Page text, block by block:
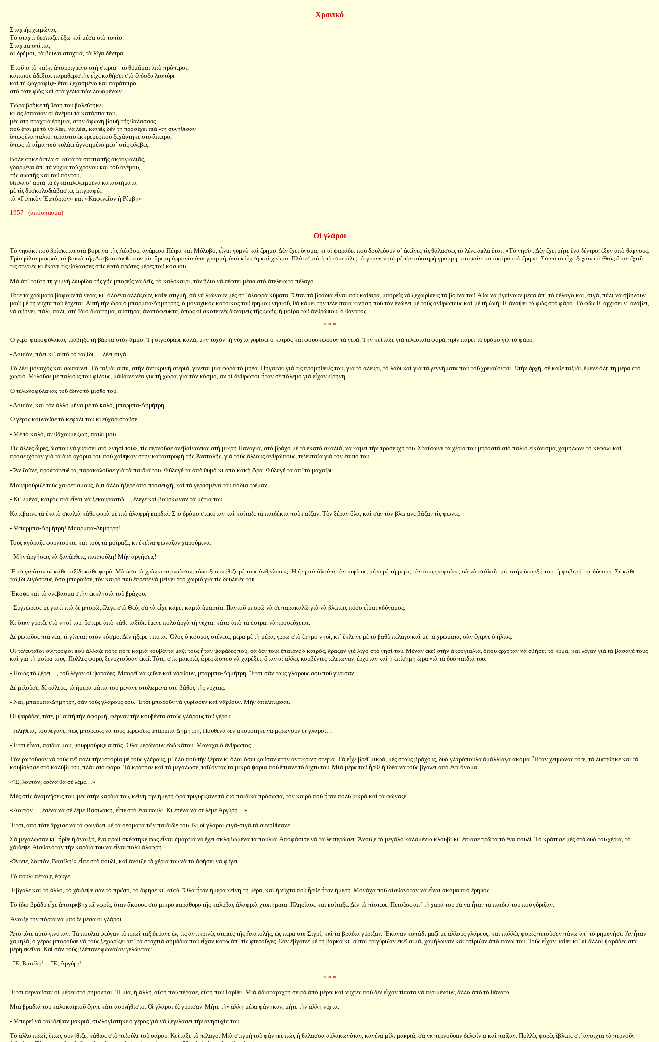
Χρονικό
Σταχτής χειμώνας.
Τὸ σταχτὶ δεσπόζει ἔξω καὶ μέσα στὸ τοπίο.
Σταχτιὰ σπίτια,
οἱ δρόμοι, τὰ βουνὰ σταχτιά, τὰ λίγα δέντρα.
Ἐτοῦτο τὸ καΐκι ἀπορριγμένο στὴ στεριὰ - τὸ θυμᾶμαι ἀπὸ πρόπερσι,
κάποιος ἀδέξιος παραθεριστὴς εἶχε καθήσει στὸ ἔνδοξο λιοπύρι
καὶ τὸ ζωγραφίζε- ἔτσι ξεχασμένο καὶ παράταιρο
στὸ τότε φῶς καὶ στὰ γέλια τῶν λουομένων.
Τώρα βρῆκε τὴ θέση του βολεύτηκε,
κι ἂς ἔσπασαν οἱ ἀνέμοι τὰ κατάρτια του,
μὲς στὴ σταχτιὰ ἐρημιά, στὴν ἄφωνη βουὴ τῆς θάλασσας
ποὺ ἔτσι μὲ τὸ νὰ λέει, νὰ λέει, κανεὶς δὲν τὴ προσέχει πιὰ -τὴ συνήθισαν
ὅπως ἕνα παλιό, τεράστιο ἐκκρεμὲς ποὺ ξεχάστηκε στὸ ἄπειρο,
ὅπως τὸ αἷμα ποὺ κυλάει ἀγνοημένο μέσ᾿ στὶς φλέβες.
Βολεύτηκε δίπλα σ᾿ αὐτὰ τὰ σπίτια τῆς ἀκρογιαλιᾶς,
γδαρμένα ἀπ᾿ τὰ νύχια τοῦ χρόνου καὶ τοῦ ἀνέμου,
τῆς σιωπῆς καὶ τοῦ πόντου,
δίπλα σ᾿ αὐτὰ τὰ ἐγκαταλελειμμένα καταστήματα
μὲ τὶς δυσκολοδιάβαστες ἐπιγραφές,
τὰ «Γενικὸν Ἐμπόριον» καὶ «Καφενεῖον ἡ Ρέμβη»
1957 - (ἀπόσπασμα)
Οἱ γλάροι
Τὸ νησάκι ποὺ βρίσκεται στὰ βορεινὰ τῆς Λέσβου, ἀνάμεσα Πέτρα καὶ Μόλυβο, εἶναι γυμνὸ καὶ ἔρημο. Δὲν ἔχει ὄνομα, κι οἱ ψαράδες ποὺ δουλεύουν σ᾿ ἐκεῖνες τὶς θάλασσες τὸ λένε ἁπλὰ ἔτσι: «Τὸ νησί». Δὲν ἔχει μήτε ἕνα δέντρο, ἐξὸν ἀπὸ θάμνους.
Τρία μίλια μακριά, τὰ βουνὰ τῆς Λέσβου συνθέτουν μία ἤρεμη ἁρμονία ἀπὸ γραμμή, ἀπὸ κίνηση καὶ χρῶμα. Πλάι σ᾿ αὐτὴ τὴ σπατάλη, τὸ γυμνὸ νησὶ μὲ τὴν αὐστηρὴ γραμμή του φαίνεται ἀκόμα πιὸ ἔρημο. Σὰ νὰ τὸ εἶχε ξεχάσει ὁ Θεὸς ὅταν ἔχτιζε
τὶς στεριὲς κι ἔκανε τὶς θάλασσες στὶς ἑφτὰ πρῶτες μέρες τοῦ κόσμου.
Μὰ ἀπ᾿ τούτη τὴ γυμνὴ λουρίδα τῆς γῆς μπορεῖς νὰ δεῖς, τὸ καλοκαίρι, τὸν ἥλιο νὰ πέφτει μέσα στὸ ἀτελείωτο πέλαγο.
Τότε τὰ χρώματα βάφουν τὰ νερά, κι᾿ ὁλοένα ἀλλάζουν, κάθε στιγμή, σὰ νὰ λιώνουν μὲς στ᾿ ἀλαφρὰ κύματα. Ὅταν τὰ βράδια εἶναι ποὺ καθαρά, μπορεῖς νὰ ξεχωρίσεις τὰ βουνὰ τοῦ Ἄθω νὰ βγαίνουν μέσα ἀπ᾿ τὸ πέλαγο καί, σιγά, πάλι νὰ σβήνουν
μαζὶ μὲ τὴ νύχτα ποὺ ἔρχεται. Αὐτὴ τὴν ὥρα ὁ μπαρμπα-Δημήτρης, ὁ μοναχικὸς κάτοικος τοῦ ἔρημου νησιοῦ, θὰ κάμει τὴν τελευταία κίνηση ποὺ τὸν ἑνώνει μὲ τοὺς ἀνθρώπους καὶ μὲ τὴ ζωή: θ᾿ ἀνάψει τὸ φῶς στὸ φάρο. Τὸ φῶς θ᾿ ἀρχίσει ν᾿ ἀνάβει,
νὰ σβήνει, πάλι, πάλι, στὸ ἴδιο διάστημα, αὐστηρά, ἀναπόφευκτα, ὅπως οἱ σκοτεινὲς δυνάμεις τῆς ζωῆς, ἡ μοίρα τοῦ ἀνθρώπου, ὁ θάνατος.
* * *
Ὁ γερο-φαροφύλακας τράβηξε τὴ βάρκα στὸν ἄμμο. Τὴ σιγούραρε καλά, μὴν τυχὸν τὴ νύχτα γυρίσει ὁ καιρὸς καὶ φουσκώσουν τὰ νερά. Τὴν κοίταξε γιὰ τελευταία φορά, πρὶν πάρει τὸ δρόμο γιὰ τὸ φάρο.
- Λοιπόν, πάει κι᾿ αὐτὸ τὸ ταξίδι…, λέει σιγά.
Τὸ λέει μοναχὸς καὶ σωπαίνει. Τὸ ταξίδι αὐτό, στὴν ἀντικρινὴ στεριά, γίνεται μία φορὰ τὸ μήνα. Πηγαίνει γιὰ τὶς προμήθειές του, γιὰ τὸ ἀλεύρι, τὸ λάδι καὶ γιὰ τὰ γεννήματα ποὺ τοῦ χρειάζονται. Στὴν ἀρχή, σὲ κάθε ταξίδι, ἔμενε ὅλη τη μέρα στὸ
χωριό. Μιλοῦσε μὲ παλιούς του φίλους, μάθαινε νέα γιὰ τὴ χώρα, γιὰ τὸν κόσμο, ἂν οἱ ἄνθρωποι ἦταν σὲ πόλεμο γιὰ εἶχαν εἰρήνη.
Ὁ τελωνοφύλακας τοῦ ἔδινε τὸ μισθό του.
- Λοιπόν, καὶ τὸν ἄλλο μήνα μὲ τὸ καλό, μπαρμπα-Δημήτρη.
Ὁ γέρος κουνοῦσε τὸ κεφάλι του κι εὐχαριστοῦσε.
- Μὲ τὸ καλό, ἂν θἄχουμε ζωή, παιδί μου.
Τὶς ἄλλες ὧρες, ὥσπου νὰ γυρίσει στὸ «νησί του», τὶς περνοῦσε ἀνεβαίνοντας στὴ μικρὴ Παναγιά, στὸ βράχο μὲ τὰ ἑκατὸ σκαλιά, νὰ κάμει τὴν προσευχή του. Σταύρωνε τὰ χέρια του μπροστὰ στὸ παλιὸ εἰκόνισμα, χαμήλωνε τὸ κεφάλι καὶ
προσευχόταν γιὰ τὰ δυὸ ἀγόρια του ποὺ χάθηκαν στὴν καταστροφὴ τῆς Ἀνατολῆς, γιὰ τοὺς ἄλλους ἀνθρώπους, τελευταῖα γιὰ τὸν ἑαυτό του.
- Ἂν ζοῦνε, προστάτευέ τα, παρακαλοῦσε γιὰ τὰ παιδιά του. Φύλαγέ τα ἀπὸ θυμὸ κι ἀπὸ κακὴ ὥρα. Φύλαγέ τα ἀπ᾿ τὸ μαχαίρι…
Μουρμούριζε τοὺς χαιρετισμούς, ὅ,τι ἄλλο ἤξερε ἀπὸ προσευχή, καὶ τὰ γερασμένα του πόδια τρέμαν.
- Κι᾿ ἐμένα, καιρὸς πιὰ εἶναι νὰ ξεκουραστῶ…, ἔλεγε καὶ βούρκωναν τὰ μάτια του.
Κατέβαινε τὰ ἑκατὸ σκαλιὰ κάθε φορὰ μὲ πιὸ ἀλαφρὴ καρδιά. Στὸ δρόμο στεκόταν καὶ κοίταζε τὰ παιδάκια ποὺ παίζαν. Τὸν ξέραν ὅλα, καὶ σὰν τὸν βλέπανε βάζαν τὶς φωνές:
- Μπαρμπα-Δημήτρη! Μπαρμπα-Δημήτρη!
Τοὺς ἀγόραζε φουντούκια καὶ τοὺς τὰ μοίραζε, κι ἐκεῖνα φώναζαν χαρούμενα:
- Μὴν ἀργήσεις νὰ ξανάρθεις, παππούλη! Μὴν ἀργήσεις!
Ἔτσι γινόταν σὲ κάθε ταξίδι κάθε φορά. Μὰ ὅσο τὰ χρόνια περνοῦσαν, τόσο ξεσυνήθιζε μὲ τοὺς ἀνθρώπους. Ἡ ἐρημιὰ ὁλοένα τὸν κυρίευε, μέρα μὲ τὴ μέρα, τὸν ἀπορροφοῦσε, σὰ νὰ στάλαζε μὲς στὴν ὕπαρξή του τὴ φοβερή της δύναμη. Σὲ κάθε
ταξίδι λιγόστευε, ὅσο μποροῦσε, τὸν καιρὸ ποὺ ἔπρεπε νὰ μείνει στὸ χωριὸ γιὰ τὶς δουλειές του.
Ἔκοψε καὶ τὸ ἀνέβασμα στὴν ἐκκλησιὰ τοῦ βράχου.
- Συγχώρεσέ με γιατὶ πιὰ δὲ μπορῶ, ἔλεγε στὸ Θεό, σὰ νὰ εἶχε κάμει καμιὰ ἁμαρτία. Παντοῦ μπορῶ νὰ σὲ παρακαλῶ γιὰ νὰ βλέπεις πόσο εἶμαι ἀδύναμος.
Κι ὅταν γύριζε στὸ νησί του, ὕστερα ἀπὸ κάθε ταξίδι, ἔμενε πολὺ ἀργὰ τὴ νύχτα, κάτω ἀπὸ τὰ ἄστρα, νὰ προσεύχεται.
Δὲ ρωτοῦσε πιὰ νέα, τί γίνεται στὸν κόσμο. Δὲν ἤξερε τίποτα. Ὅλος ὁ κόσμος στένευε, μέρα μὲ τὴ μέρα, γύρω στὸ ἔρημο νησί, κι᾿ ἔκλεινε μὲ τὸ βαθὺ πέλαγο καὶ μὲ τὰ χρώματα, σὰν ἔγερνε ὁ ἥλιος.
Οἱ τελευταῖοι σύντροφοι ποὺ ἄλλαζε πότε-πότε καμιὰ κουβέντα μαζί τους ἦταν ψαράδες πού, σὰ δὲν τοὺς ἔπαιρνε ὁ καιρός, ἄραζαν γιὰ λίγο στὸ νησί του. Μέναν ἐκεῖ στὴν ἀκρογιαλιά, ὅπου ἐρχόταν νὰ σβήσει τὸ κύμα, καὶ λέγαν γιὰ τὰ βάσανά τους
καὶ γιὰ τὴ μοίρα τους. Πολλὲς φορὲς ξενυχτοῦσαν ἐκεῖ. Τότε, στὶς μακριὲς ὧρες ὥσπου νὰ χαράξει, ὅταν οἱ ἄλλες κουβέντες τέλειωναν, ἐρχόταν καὶ ἡ ἐπίσημη ὥρα γιὰ τὰ δυὸ παιδιά του.
- Ποιὸς τὸ ξέρει…, τοῦ λέγαν οἱ ψαράδες. Μπορεῖ νὰ ζοῦνε καὶ νἄρθουν, μπάρμπα-Δημήτρη. Ἔτσι σὰν τοὺς γλάρους σου ποὺ γύρισαν.
Δὲ μιλοῦσε, δὲ σάλευε, τὰ ἥμερα μάτια του μένανε στυλωμένα στὸ βάθος τῆς νύχτας.
- Ναί, μπαρμπα-Δημήτρη, σὰν τοὺς γλάρους σου. Ἔτσι μποροῦν νὰ γυρίσουν καὶ νἄρθουν. Μὴν ἀπελπίζεσαι.
Οἱ ψαράδες, τότε, μ᾿ αὐτὴ τὴν ἀφορμή, φέρναν τὴν κουβέντα στοὺς γλάρους τοῦ γέρου.
- Ἀλήθεια, τοῦ λέγανε, πῶς μπόρεσες νὰ τοὺς μερώσεις μπάρμπα-Δήμητρη; Πουθενὰ δὲν ἀκούστηκε νὰ μερώνουν οἱ γλάροι…
-Ἔτσι εἶναι, παιδιά μου, μουρμούριζε αὐτός. Ὅλα μερώνουν ἐδῶ κάτου. Μονάχα ὁ ἄνθρωπος…
Τὸν ρωτοῦσαν νὰ τοὺς πεῖ πάλι τὴν ἱστορία μὲ τοὺς γλάρους, μ᾿ ὅλο ποὺ τὴν ξέραν κι ὅλοι ὅσοι ζοῦσαν στὴν ἀντικρινὴ στεριά. Τὰ εἶχε βρεῖ μικρά, μὲς στοὺς βράχους, δυὸ γλαρόπουλα ἀμάλλιαγα ἀκόμα. Ἦταν χειμώνας τότε, τὰ λυπήθηκε καὶ τὰ
κουβάλησε στὸ καλύβι του, πλάι στὸ φάρο. Τὰ κράτησε καὶ τὰ μεγάλωσε, ταΐζοντάς τα μικρὰ ψάρια ποὺ ἔπιανε τὸ δίχτυ του. Μιὰ μέρα τοῦ ἦρθε ἡ ἰδέα νὰ τοὺς βγάλει ἀπὸ ἕνα ὄνομα.
«Ἔ, λοιπόν, ἐσένα θὰ σὲ λέμε…»
Μὲς στὶς ἀναμνήσεις του, μὲς στὴν καρδιά του, κείνη τὴν ἥμερη ὥρα τριγυρίζανε τὰ δυὸ παιδικὰ πρόσωπα, τὸν καιρὸ ποὺ ἦταν πολὺ μικρὰ καὶ τὰ φώναζε.
«Λοιπόν…, ἐσένα νὰ σὲ λέμε Βασιλάκη, εἶπε στὸ ἕνα πουλί. Κι ἐσένα νὰ σὲ λέμε Ἀργύρη…»
Ἔτσι, ἀπὸ τότε ἄρχισε νὰ τὰ φωνάζει μὲ τὰ ὀνόματα τῶν παιδιῶν του. Κι οἱ γλάροι σιγὰ-σιγὰ τὰ συνηθίσανε.
Σὰ μεγάλωσαν κι᾿ ἦρθε ἡ ἄνοιξη, ἕνα πρωὶ σκέφτηκε πὼς εἶναι ἁμαρτία νὰ ἔχει σκλαβωμένα τὰ πουλιά. Ἀποφάσισε νὰ τὰ λευτερώσει. Ἄνοιξε τὸ μεγάλο καλαμένιο κλουβὶ κι᾿ ἔπιασε πρῶτα τὸ ἕνα πουλί. Τὸ κράτησε μὲς στὰ δυό του χέρια, τὸ
χάιδεψε. Αἰσθανόταν τὴν καρδιά του νὰ εἶναι πολὺ ἁλαφρή.
«Ἄιντε, λοιπόν, Βασίλη!» εἶπε στὸ πουλί, καὶ ἄνοιξε τὰ χέρια του νὰ τὸ ἀφήσει νὰ φύγει.
Τὸ πουλὶ πέταξε, ἔφυγε.
Ἔβγαλε καὶ τὸ ἄλλο, τὸ χάιδεψε σὰν τὸ πρῶτο, τὸ ἄφησε κι᾿ αὐτό. Ὅλα ἦταν ἥμερα κείνη τὴ μέρα, καὶ ἡ νύχτα ποὺ ἦρθε ἦταν ἥμερη. Μονάχα ποὺ αἰσθανόταν νὰ εἶναι ἀκόμα πιὸ ἔρημος.
Τὸ ἴδιο βράδυ εἶχε ἀποτραβηχτεῖ νωρίς, ὅταν ἄκουσε στὸ μικρὸ παράθυρο τῆς καλύβας ἁλαφριὰ χτυπήματα. Πλησίασε καὶ κοίταξε. Δὲν τὸ πίστευε. Πετοῦσε ἀπ᾿ τὴ χαρά του σὰ νὰ ἦταν τὰ παιδιά του ποὺ γύριζαν.
Ἄνοιξε τὴν πόρτα νὰ μποῦν μέσα οἱ γλάροι.
Ἀπὸ τότε αὐτὸ γινόταν: Τὰ πουλιὰ φεύγαν τὸ πρωὶ ταξιδεύανε ὡς τὶς ἀντικρινὲς στεριὲς τῆς Ἀνατολῆς, ὡς πέρα στὸ Σιγρί, καὶ τὰ βράδια γύριζαν. Ἔκαναν κοπάδι μαζὶ μὲ ἄλλους γλάρους, καὶ πολλὲς φορὲς πετοῦσαν πάνω ἀπ᾿ τὸ ρημονήσι. Ἂν ἦταν
χαμηλά, ὁ γέρος μποροῦσε νὰ τοὺς ξεχωρίζει ἀπ᾿ τὰ σταχτιὰ σημάδια ποὺ εἶχαν κάτω ἀπ᾿ τὶς φτεροῦγες. Σὰν ἔβγαινε μὲ τὴ βάρκα κι᾿ αὐτοὶ τριγύριζαν ἐκεῖ σιμά, χαμήλωναν καὶ τσίριζαν ἀπὸ πάνω του. Τοὺς εἶχαν μάθει κι᾿ οἱ ἄλλοι ψαράδες στὰ
μέρη ἐκεῖνα. Καὶ σὰν τοὺς βλέπανε φώναζαν γελώντας:
- Ἔ, Βασίλη!… Ἔ, Ἀργύρη!…
* * *
Ἔτσι περνοῦσαν οἱ μέρες στὸ ρημονήσι. Ἡ μιά, ἡ ἄλλη, αὐτὴ ποὺ πέρασε, αὐτὴ ποὺ θάρθει. Μιὰ ἀδιατάραχτη σειρὰ ἀπὸ μέρες καὶ νύχτες ποὺ δὲν εἶχαν τίποτα νὰ περιμένουν, ἄλλο ἀπὸ τὸ θάνατο.
Μιὰ βραδιά του καλοκαιριοῦ ἔγινε κάτι ἀσυνήθιστο. Οἱ γλάροι δὲ γύρισαν. Μήτε τὴν ἄλλη μέρα φάνηκαν, μήτε τὴν ἄλλη νύχτα.
- Μπορεῖ νὰ ταξίδεψαν μακριά, συλλογίστηκε ὁ γέρος γιὰ νὰ ξεγελάσει τὴν ἀνησυχία του.
Τὸ ἄλλο πρωί, ὅπως συνήθιζε, κάθισε στὸ πεζούλι τοῦ φάρου. Κοίταξε τὸ πέλαγο. Μιὰ στιγμὴ τοῦ φάνηκε πὼς ἡ θάλασσα αὐλακωνόταν, κανένα μίλι μακριά, σὰ νὰ περνοῦσαν δελφίνια καὶ παίζαν. Πολλὲς φορὲς ἔβλεπε στ᾿ ἀνοιχτὰ νὰ περνοῦν